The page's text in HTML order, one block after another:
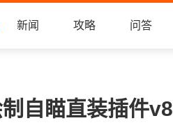
新闻 攻略 问答
自瞄直装插件v8